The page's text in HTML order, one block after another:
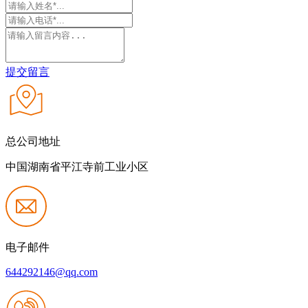
提交留言
总公司地址
中国湖南省平江寺前工业小区
电子邮件
644292146@qq.com